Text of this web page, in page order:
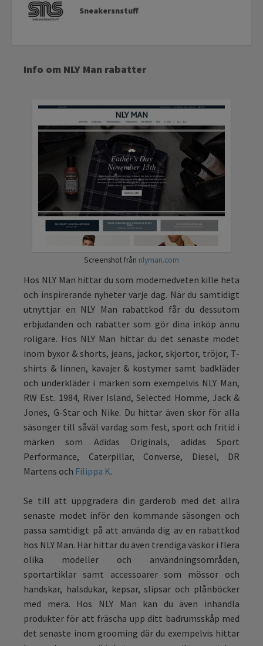
Sneakersnstuff
Info om NLY Man rabatter
Screenshot från nlyman.com
Hos NLY Man hittar du som modemedveten kille heta
och inspirerande nyheter varje dag. När du samtidigt
utnyttjar en NLY Man rabattkod får du dessutom
erbjudanden och rabatter som gör dina inköp ännu
roligare. Hos NLY Man hittar du det senaste modet
inom byxor & shorts, jeans, jackor, skjortor, tröjor, T-
shirts & linnen, kavajer & kostymer samt badkläder
och underkläder i märken som exempelvis NLY Man,
RW Est. 1984, River Island, Selected Homme, Jack &
Jones, G-Star och Nike. Du hittar även skor för alla
säsonger till såväl vardag som fest, sport och fritid i
märken som Adidas Originals, adidas Sport
Performance, Caterpillar, Converse, Diesel, DR
Martens och Filippa K.
Se till att uppgradera din garderob med det allra
senaste modet inför den kommande säsongen och
passa samtidigt på att använda dig av en rabattkod
hos NLY Man. Här hittar du även trendiga väskor i flera
olika modeller och användningsområden,
sportartiklar samt accessoarer som mössor och
handskar, halsdukar, kepsar, slipsar och plånböcker
med mera. Hos NLY Man kan du även inhandla
produkter för att fräscha upp ditt badrumsskåp med
det senaste inom grooming där du exempelvis hittar